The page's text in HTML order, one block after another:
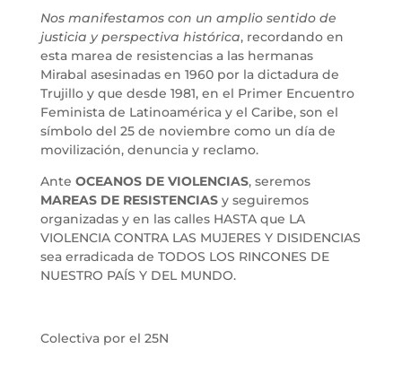
Nos manifestamos con un amplio sentido de
justicia y perspectiva histórica, recordando en
esta marea de resistencias a las hermanas
Mirabal asesinadas en 1960 por la dictadura de
Trujillo y que desde 1981, en el Primer Encuentro
Feminista de Latinoamérica y el Caribe, son el
símbolo del 25 de noviembre como un día de
movilización, denuncia y reclamo.
Ante OCEANOS DE VIOLENCIAS, seremos
MAREAS DE RESISTENCIAS y seguiremos
organizadas y en las calles HASTA que LA
VIOLENCIA CONTRA LAS MUJERES Y DISIDENCIAS
sea erradicada de TODOS LOS RINCONES DE
NUESTRO PAÍS Y DEL MUNDO.
Colectiva por el 25N